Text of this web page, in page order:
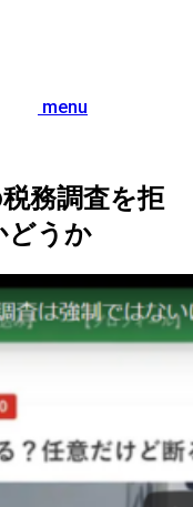
menu
務調査を拒
どうか